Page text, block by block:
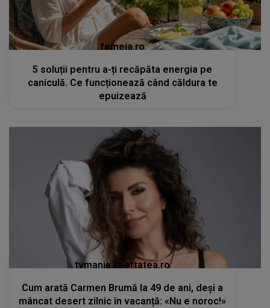
femeia.ro
5 soluții pentru a-ți recăpăta energia pe
caniculă. Ce funcționează când căldura te
epuizează
tvmania.libertatea.ro
Cum arată Carmen Brumă la 49 de ani, deși a
mâncat desert zilnic în vacanță: «Nu e noroc!»